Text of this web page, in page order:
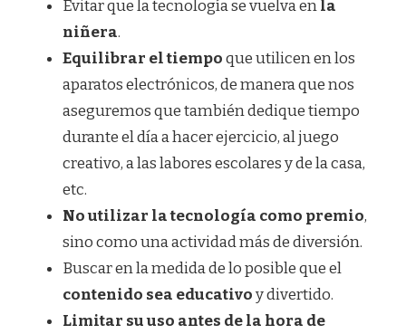
Evitar que la tecnología se vuelva enla
niñera.
Equilibrar el tiempoque utilicen en los
aparatos electrónicos, de manera que nos
aseguremos que también dedique tiempo
durante el día a hacer ejercicio, al juego
creativo, a las labores escolares y de la casa,
etc.
No utilizar la tecnología como premio,
sino como una actividad más de diversión.
Buscar en la medida de lo posible que el
contenido sea educativoy divertido.
Limitar su uso antes de la hora de